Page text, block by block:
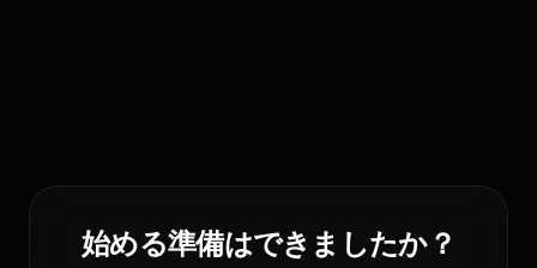
始める準備はできましたか？